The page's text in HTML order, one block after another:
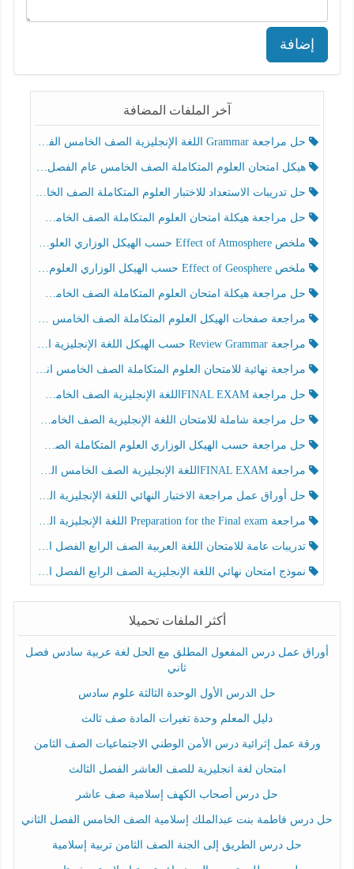
إضافة
آخر الملفات المضافة
حل مراجعة Grammar اللغة الإنجليزية الصف الخامس الفصل الثالث
هيكل امتحان العلوم المتكاملة الصف الخامس عام الفصل الدراسي الثالث 2025-2026
حل تدريبات الاستعداد للاختبار العلوم المتكاملة الصف الخامس عام الفصل الثالث
حل مراجعة هيكلة امتحان العلوم المتكاملة الصف الخامس انسبير الفصل الثالث
ملخص Effect of Atmosphere حسب الهيكل الوزاري العلوم المتكاملة الصف الخامس انسبير الفصل الثالث
ملخص Effect of Geosphere حسب الهيكل الوزاري العلوم المتكاملة الصف الخامس انسبير الفصل الثالث
حل مراجعة هيكلة امتحان العلوم المتكاملة الصف الخامس عام الفصل الثالث
مراجعة صفحات الهيكل العلوم المتكاملة الصف الخامس انسبير الفصل الثالث
مراجعة Review Grammar حسب الهيكل اللغة الإنجليزية الصف الخامس الفصل الثالث
مراجعة نهائية للامتحان العلوم المتكاملة الصف الخامس انسبير الفصل الثالث
حل مراجعة FINAL EXAMاللغة الإنجليزية الصف الخامس الفصل الثالث
حل مراجعة شاملة للامتحان اللغة الإنجليزية الصف الخامس الفصل الثالث
حل مراجعة حسب الهيكل الوزاري العلوم المتكاملة الصف الخامس عام الفصل الثالث
مراجعة FINAL EXAMاللغة الإنجليزية الصف الخامس الفصل الثالث
حل أوراق عمل مراجعة الاختبار النهائي اللغة الإنجليزية الصف الرابع الفصل الثالث
مراجعة Preparation for the Final exam اللغة الإنجليزية الصف الرابع الفصل الثالث
تدريبات عامة للامتحان اللغة العربية الصف الرابع الفصل الثالث
نموذج امتحان نهائي اللغة الإنجليزية الصف الرابع الفصل الثالث
أكثر الملفات تحميلا
أوراق عمل درس المفعول المطلق مع الحل لغة عربية سادس فصل
ثاني
حل الدرس الأول الوحدة الثالثة علوم سادس
دليل المعلم وحدة تغيرات المادة صف ثالث
ورقة عمل إثرائية درس الأمن الوطني الاجتماعيات الصف الثامن
امتحان لغة انجليزية للصف العاشر الفصل الثالث
حل درس أصحاب الكهف إسلامية صف عاشر
حل درس فاطمة بنت عبدالملك إسلامية الصف الخامس الفصل الثاني
حل درس الطريق إلى الجنة الصف الثامن تربية إسلامية